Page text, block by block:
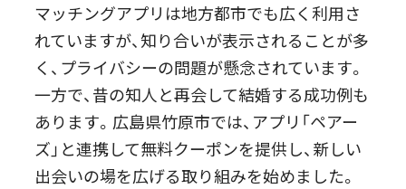
マッチングアプリは地方都市でも広く利用さ
れていますが、知り合いが表示されることが多
く、プライバシーの問題が懸念されています。
一方で、昔の知人と再会して結婚する成功例も
あります。広島県竹原市では、アプリ「ペアー
ズ」と連携して無料クーポンを提供し、新しい
出会いの場を広げる取り組みを始めました。